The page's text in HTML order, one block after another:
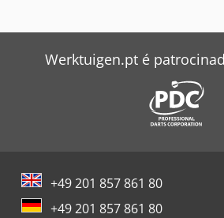
Werktuigen.pt é
+49 201 857 861 80
+49 201 857 861 80